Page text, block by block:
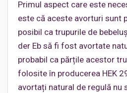
Primul aspect care este
este că aceste avorturi sunt
posibil ca trupurile de
der Eb să fi fost avortate
probabil ca părțile acestor
folosite în producerea HEK
avortați natural de regulă nu